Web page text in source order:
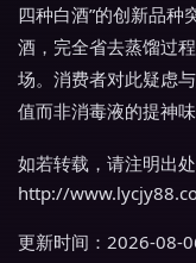
四种白酒”的创新品种
酒，完全省去蒸馏过
场。消费者对此疑虑
值而非消毒液的提神
如若转载，请注明出处
http://
更新时间：2026-08-